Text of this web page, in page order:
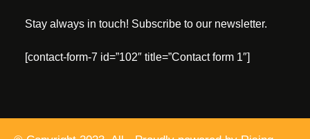
Stay always in touch! Subscribe to our newsletter.
[contact-form-7 id=”102″ title=”Contact form 1″]